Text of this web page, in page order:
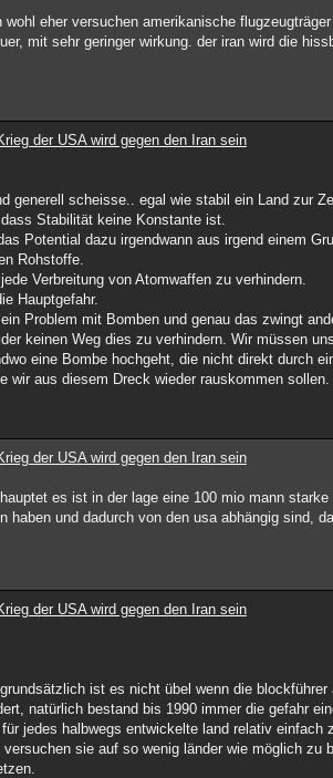
wohl eher versuchen amerikanische
mit sehr geringer wirkung. der iran wird die
der USA wird gegen den Iran sein
generell scheisse.. egal wie stabil ein Land zur
Stabilität keine Konstante ist.
Potential dazu irgendwann aus irgend einem
Rohstoffe.
Verbreitung von Atomwaffen zu verhindern.
Hauptgefahr.
Problem mit Bomben und genau das zwingt
keinen Weg dies zu verhindern. Wir müssen
eine Bombe hochgeht, die nicht direkt durch
wir aus diesem Dreck wieder rauskommen sollen.
der USA wird gegen den Iran sein
es ist in der lage eine 100 mio mann
haben und dadurch von den usa abhängig sind,
der USA wird gegen den Iran sein
ist es nicht übel wenn die
natürlich bestand bis 1990 immer die gefahr
jedes halbwegs entwickelte land relativ
sie auf so wenig länder wie möglich